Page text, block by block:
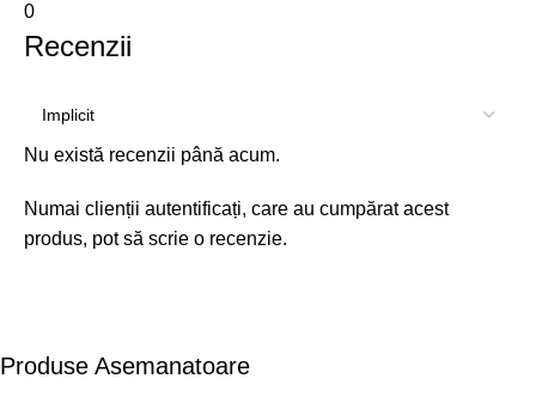
0
Recenzii
Nu există recenzii până acum.
Numai clienții autentificați, care au cumpărat acest
produs, pot să scrie o recenzie.
Produse Asemanatoare